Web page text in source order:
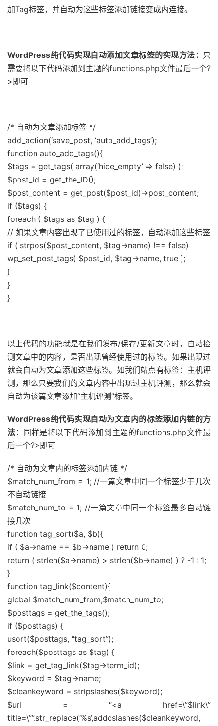
加Tag标签，并自动为这些标签添加链接变成内连接。
WordPress纯代码实现自动添加文章标签的实现方法： 只
需要将以下代码添加到主题的functions.php文件最后一个?
>即可
/* 自动为文章添加标签 */
add_action(‘save_post’, ‘auto_add_tags’);
function auto_add_tags(){
$tags = get_tags( array(‘hide_empty’ => false) );
$post_id = get_the_ID();
$post_content = get_post($post_id)->post_content;
if ($tags) {
foreach ( $tags as $tag ) {
// 如果文章内容出现了已使用过的标签，自动添加这些标签
if ( strpos($post_content, $tag->name) !== false)
wp_set_post_tags( $post_id, $tag->name, true );
}
}
}
以上代码的功能就是在我们发布/保存/更新文章时，自动检
测文章中的内容，是否出现曾经使用过的标签。如果出现过
就会自动为文章添加这些标签。如我们站点有标签：主机评
测，那么只要我们的文章内容中出现过主机评测，那么就会
自动为该篇文章添加“主机评测”标签。
WordPress纯代码实现自动为文章内的标签添加内链的方
法： 同样是将以下代码添加到主题的functions.php文件最
后一个?>即可
/* 自动为文章内的标签添加内链 */
$match_num_from = 1; //一篇文章中同一个标签少于几次
不自动链接
$match_num_to = 1; //一篇文章中同一个标签最多自动链
接几次
function tag_sort($a, $b){
if ( $a->name == $b->name ) return 0;
return ( strlen($a->name) > strlen($b->name) ) ? -1 : 1;
}
function tag_link($content){
global $match_num_from,$match_num_to;
$posttags = get_the_tags();
if ($posttags) {
usort($posttags, “tag_sort”);
foreach($posttags as $tag) {
$link = get_tag_link($tag->term_id);
$keyword = $tag->name;
$cleankeyword = stripslashes($keyword);
$url = “<a href=\”$link\”
title=\””.str_replace(‘%s’,addcslashes($cleankeyword,